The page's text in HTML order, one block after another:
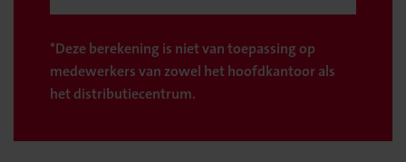
*Deze berekening is niet van toepassing op
medewerkers van zowel het hoofdkantoor als
het distributiecentrum.